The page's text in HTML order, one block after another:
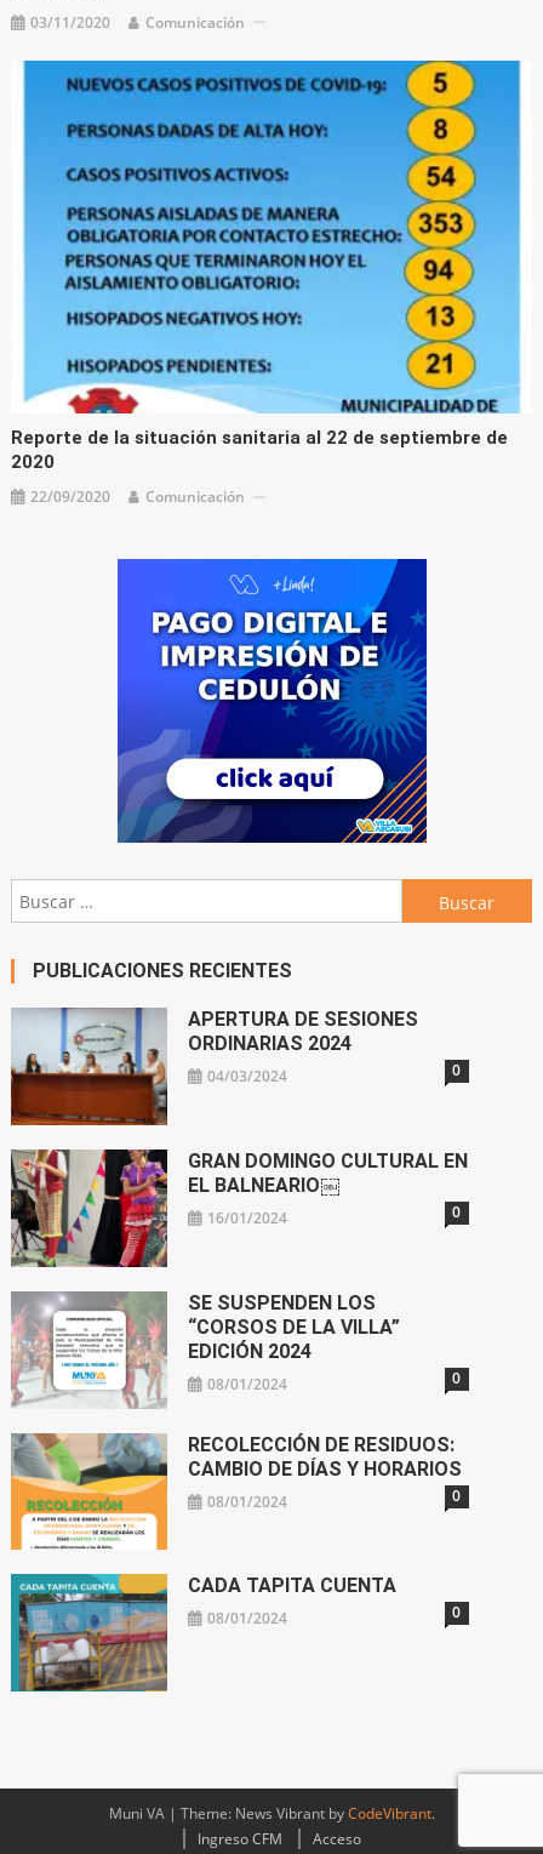
03/11/2020 Comunicación
Reporte de la situación sanitaria al 22 de septiembre de
2020
22/09/2020 Comunicación
Buscar:
PUBLICACIONES RECIENTES
APERTURA DE SESIONES
ORDINARIAS 2024
04/03/2024 0
GRAN DOMINGO CULTURAL EN
EL BALNEARIO￼
16/01/2024 0
SE SUSPENDEN LOS
“CORSOS DE LA VILLA”
EDICIÓN 2024
08/01/2024 0
RECOLECCIÓN DE RESIDUOS:
CAMBIO DE DÍAS Y HORARIOS
08/01/2024 0
CADA TAPITA CUENTA
08/01/2024 0
Muni VA | Theme: News Vibrant byCodeVibrant.
Ingreso CFM
Acceso